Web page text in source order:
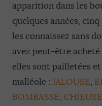
apparition dans les
quelques années,
les connaissez sans
avez peut-être
elles sont pailletées
malléole : JALOUSE,
BOMBASSE, CHIEUSE